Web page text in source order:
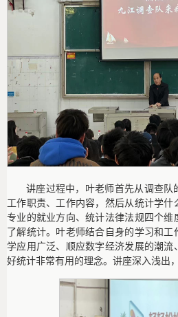
讲座过程中，叶老师首先从调查队
工作职责、工作内容，然后从统计学
专业的就业方向、统计法律法规四个维
了解统计。叶老师结合自身的学习和
学应用广泛、顺应数字经济发展的潮
好统计非常有用的理念。讲座深入浅出